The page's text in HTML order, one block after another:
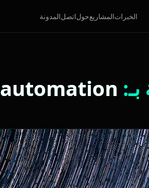
الخبراتالمشاريعحولاتصلالمدونة
automation